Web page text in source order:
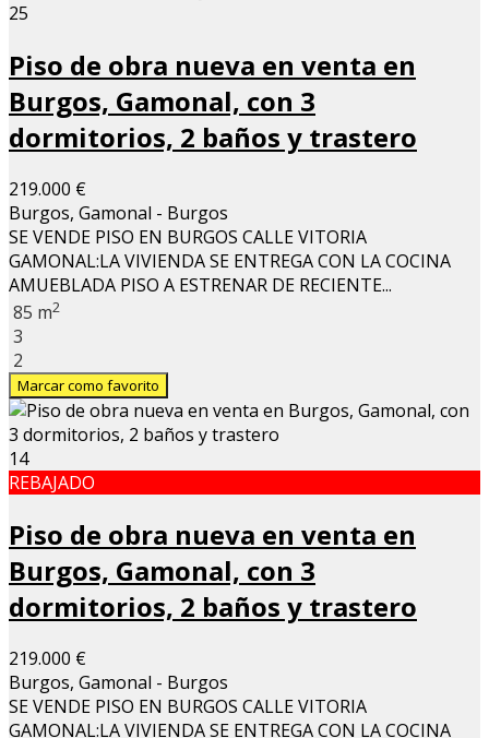
25
Piso de obra nueva en venta en
Burgos, Gamonal, con 3
dormitorios, 2 baños y trastero
219.000 €
Burgos, Gamonal - Burgos
SE VENDE PISO EN BURGOS CALLE VITORIA
GAMONAL:LA VIVIENDA SE ENTREGA CON LA COCINA
AMUEBLADA PISO A ESTRENAR DE RECIENTE...
85 m2
3
2
Marcar como favorito
14
REBAJADO
Piso de obra nueva en venta en
Burgos, Gamonal, con 3
dormitorios, 2 baños y trastero
219.000 €
Burgos, Gamonal - Burgos
SE VENDE PISO EN BURGOS CALLE VITORIA
GAMONAL:LA VIVIENDA SE ENTREGA CON LA COCINA